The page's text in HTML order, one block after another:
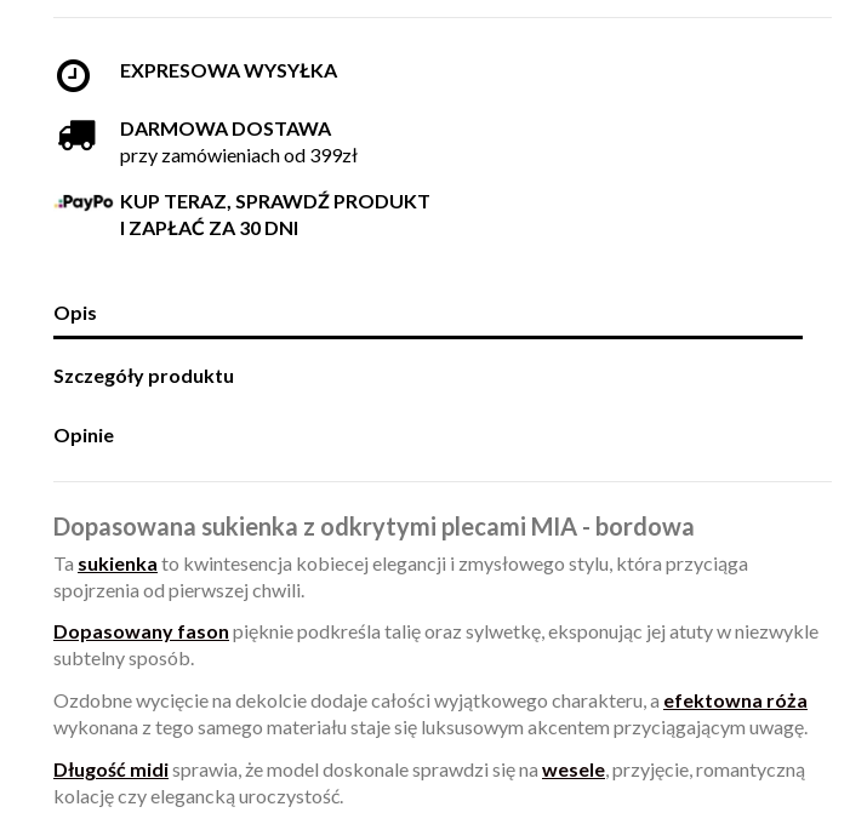
EXPRESOWA WYSYŁKA
DARMOWA DOSTAWA
przy zamówieniach od 399zł
KUP TERAZ, SPRAWDŹ PRODUKT
I ZAPŁAĆ ZA 30 DNI
Opis
Szczegóły produktu
Opinie
Dopasowana sukienka z odkrytymi plecami MIA - bordowa
Ta sukienka to kwintesencja kobiecej elegancji i zmysłowego stylu, która przyciąga
spojrzenia od pierwszej chwili.
Dopasowany fason pięknie podkreśla talię oraz sylwetkę, eksponując jej atuty w niezwykle
subtelny sposób.
Ozdobne wycięcie na dekolcie dodaje całości wyjątkowego charakteru, a efektowna róża
wykonana z tego samego materiału staje się luksusowym akcentem przyciągającym uwagę.
Długość midisprawia, że model doskonale sprawdzi się na wesele, przyjęcie, romantyczną
kolację czy elegancką uroczystość.